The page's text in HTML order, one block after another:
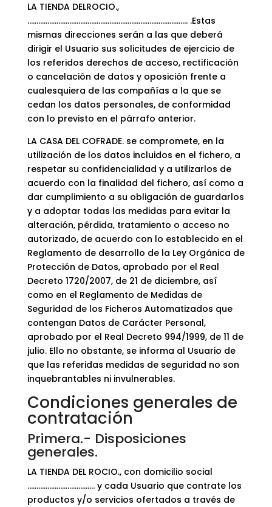
LA TIENDA DELROCIO.,
……………………………………………………………………………. .Estas
mismas direcciones serán a las que deberá
dirigir el Usuario sus solicitudes de ejercicio de
los referidos derechos de acceso, rectificación
o cancelación de datos y oposición frente a
cualesquiera de las compañías a la que se
cedan los datos personales, de conformidad
con lo previsto en el párrafo anterior.
LA CASA DEL COFRADE. se compromete, en la
utilización de los datos incluidos en el fichero, a
respetar su confidencialidad y a utilizarlos de
acuerdo con la finalidad del fichero, así como a
dar cumplimiento a su obligación de guardarlos
y a adoptar todas las medidas para evitar la
alteración, pérdida, tratamiento o acceso no
autorizado, de acuerdo con lo establecido en el
Reglamento de desarrollo de la Ley Orgánica de
Protección de Datos, aprobado por el Real
Decreto 1720/2007, de 21 de diciembre, así
como en el Reglamento de Medidas de
Seguridad de los Ficheros Automatizados que
contengan Datos de Carácter Personal,
aprobado por el Real Decreto 994/1999, de 11 de
julio. Ello no obstante, se informa al Usuario de
que las referidas medidas de seguridad no son
inquebrantables ni invulnerables.
Condiciones generales de
contratación
Primera.- Disposiciones
generales.
LA TIENDA DEL ROCIO., con domicilio social
………………………………. y cada Usuario que contrate los
productos y/o servicios ofertados a través de